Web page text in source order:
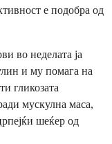
е подобра од
во неделата ја
и му помага на
гликозата
мускулна маса,
шеќер од